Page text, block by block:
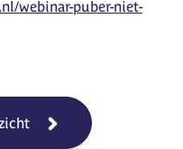
webinar-puber-niet-